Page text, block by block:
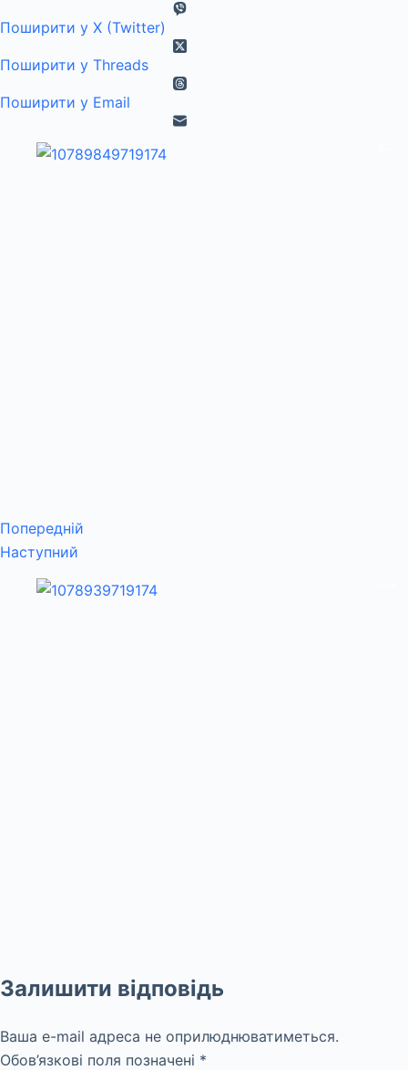
Поширити у X (Twitter)
Поширити у Threads
Поширити у Email
Попередній
Наступний
Залишити відповідь
Ваша e-mail адреса не оприлюднюватиметься.
Обов’язкові поля позначені *